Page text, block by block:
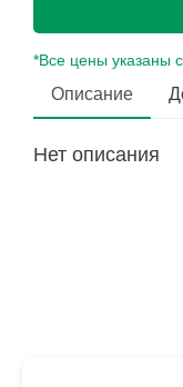
*Все цены указаны
Описание
Нет описания